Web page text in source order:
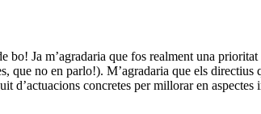
Ja m’agradaria que fos realment una
que no en parlo!). M’agradaria que els
d’actuacions concretes per millorar en